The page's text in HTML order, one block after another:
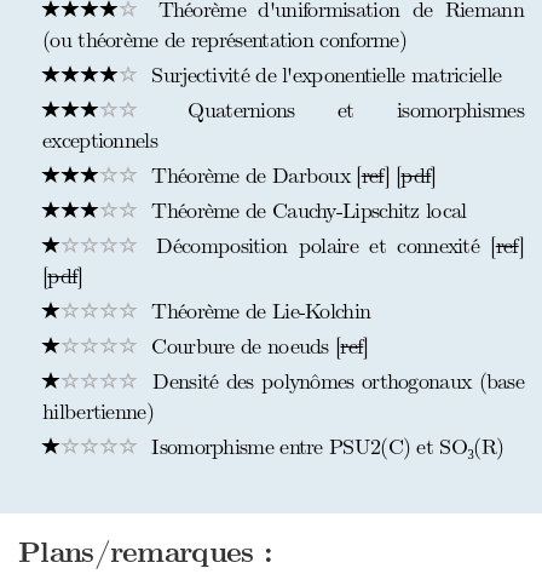
Théorème d'uniformisation de Riemann
(ou théorème de représentation conforme)
Surjectivité de l'exponentielle matricielle
Quaternions et isomorphismes
exceptionnels
Théorème de Darboux [ref] [pdf]
Théorème de Cauchy-Lipschitz local
Décomposition polaire et connexité [ref]
[pdf]
Théorème de Lie-Kolchin
Courbure de noeuds [ref]
Densité des polynômes orthogonaux (base
hilbertienne)
Isomorphisme entre PSU2(C) et SO₃(R)
Plans/remarques :